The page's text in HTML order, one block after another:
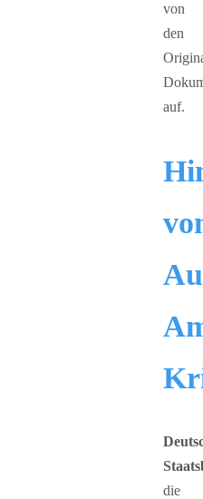
von
den
auf.
die